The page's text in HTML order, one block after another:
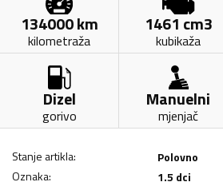
134000km
kilometraža
1461 cm3
kubikaža
Dizel
gorivo
Manuelni
mjenjač
Stanje artikla:
Polovno
Oznaka:
1.5 dci